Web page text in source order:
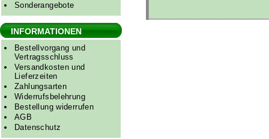
Sonderangebote
INFORMATIONEN
Bestellvorgang und
Vertragsschluss
Versandkosten und
Lieferzeiten
Zahlungsarten
Widerrufsbelehrung
Bestellung widerrufen
AGB
Datenschutz